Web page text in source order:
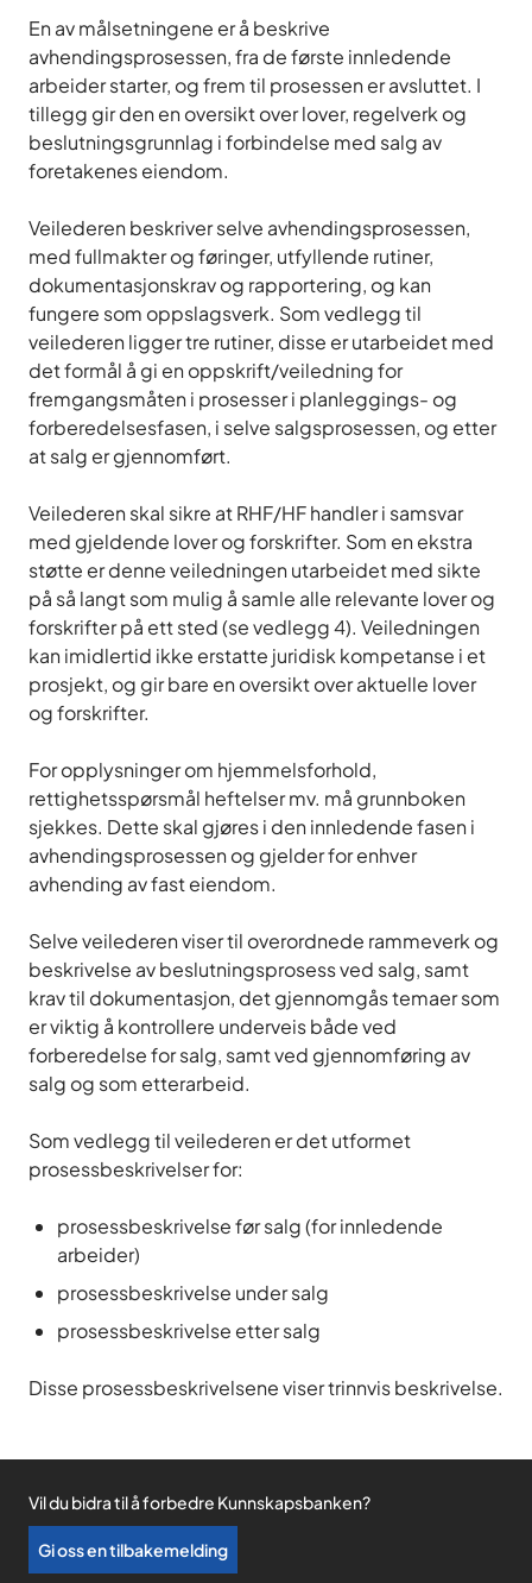
En av målsetningene er å beskrive
avhendingsprosessen, fra de første innledende
arbeider starter, og frem til prosessen er avsluttet. I
tillegg gir den en oversikt over lover, regelverk og
beslutningsgrunnlag i forbindelse med salg av
foretakenes eiendom.
Veilederen beskriver selve avhendingsprosessen,
med fullmakter og føringer, utfyllende rutiner,
dokumentasjonskrav og rapportering, og kan
fungere som oppslagsverk. Som vedlegg til
veilederen ligger tre rutiner, disse er utarbeidet med
det formål å gi en oppskrift/veiledning for
fremgangsmåten i prosesser i planleggings- og
forberedelsesfasen, i selve salgsprosessen, og etter
at salg er gjennomført.
Veilederen skal sikre at RHF/HF handler i samsvar
med gjeldende lover og forskrifter. Som en ekstra
støtte er denne veiledningen utarbeidet med sikte
på så langt som mulig å samle alle relevante lover og
forskrifter på ett sted (se vedlegg 4). Veiledningen
kan imidlertid ikke erstatte juridisk kompetanse i et
prosjekt, og gir bare en oversikt over aktuelle lover
og forskrifter.
For opplysninger om hjemmelsforhold,
rettighetsspørsmål heftelser mv. må grunnboken
sjekkes. Dette skal gjøres i den innledende fasen i
avhendingsprosessen og gjelder for enhver
avhending av fast eiendom.
Selve veilederen viser til overordnede rammeverk og
beskrivelse av beslutningsprosess ved salg, samt
krav til dokumentasjon, det gjennomgås temaer som
er viktig å kontrollere underveis både ved
forberedelse for salg, samt ved gjennomføring av
salg og som etterarbeid.
Som vedlegg til veilederen er det utformet
prosessbeskrivelser for:
prosessbeskrivelse før salg (for innledende
arbeider)
prosessbeskrivelse under salg
prosessbeskrivelse etter salg
Disse prosessbeskrivelsene viser trinnvis beskrivelse.
Vil du bidra til å forbedre Kunnskapsbanken?
Gi oss en tilbakemelding